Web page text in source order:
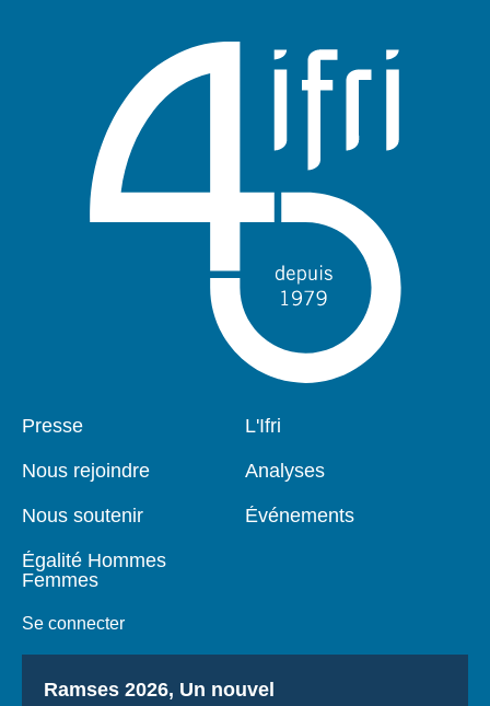
Pied
Presse
Nous rejoindre
Nous soutenir
Égalité Hommes
Femmes
Se connecter
Navigation
L'Ifri
Analyses
Événements
Titre
Ramses 2026, Un nouvel